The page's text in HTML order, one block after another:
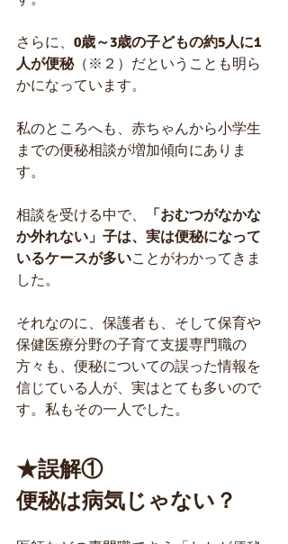
さらに、 0歳～3歳の子どもの約5人に1
人が便秘（※２）だということも明ら
かになっています。
私のところへも、赤ちゃんから小学生
までの便秘相談が増加傾向にありま
す。
相談を受ける中で、
「おむつがなかな
か外れない」子は、実は便秘になって
いるケースが多いことがわかってきま
した。
それなのに、保護者も、そして保育や
保健医療分野の子育て支援専門職の
方々も、便秘についての誤った情報を
信じている人が、実はとても多いので
す。私もその一人でした。
★誤解①
便秘は病気じゃない？